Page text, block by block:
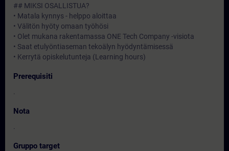
## MIKSI OSALLISTUA?
• Matala kynnys - helppo aloittaa
• Välitön hyöty omaan työhösi
• Olet mukana rakentamassa ONE Tech Company -visiota
• Saat etulyöntiaseman tekoälyn hyödyntämisessä
• Kerrytä opiskelutunteja (Learning hours)
Prerequisiti
Nota
Gruppo target